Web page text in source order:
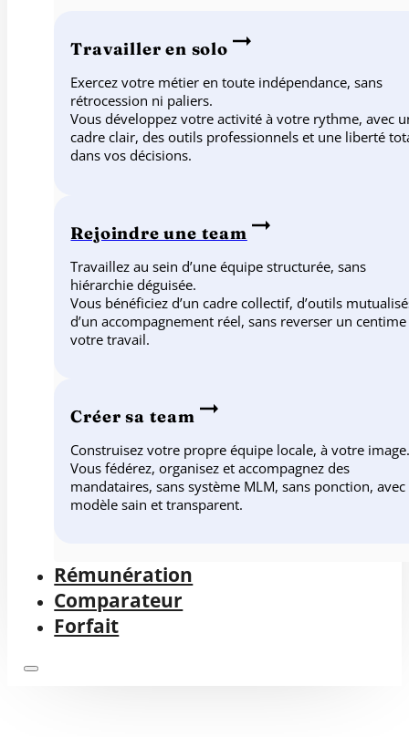
Travailler en solo
Exercez votre métier en toute indépendance, sans
rétrocession ni paliers.
Vous développez votre activité à votre rythme, avec
cadre clair, des outils professionnels et une liberté
dans vos décisions.
Rejoindre une team
Travaillez au sein d’une équipe structurée, sans
hiérarchie déguisée.
Vous bénéficiez d’un cadre collectif, d’outils
d’un accompagnement réel, sans reverser un
votre travail.
Créer sa team
Construisez votre propre équipe locale, à votre
Vous fédérez, organisez et accompagnez des
mandataires, sans système MLM, sans ponction,
modèle sain et transparent.
Rémunération
Comparateur
Forfait